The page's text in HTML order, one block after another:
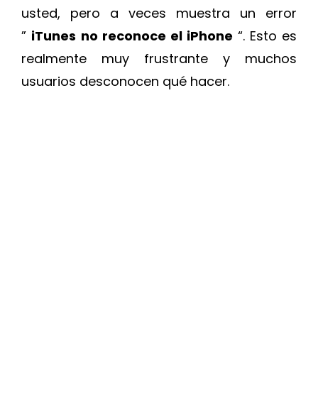
usted, pero a veces muestra un error
” iTunes no reconoce el iPhone “. Esto es
realmente muy frustrante y muchos
usuarios desconocen qué hacer.